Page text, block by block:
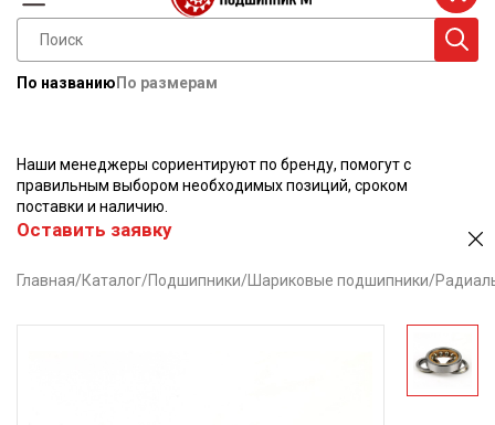
По названию По размерам
Наши менеджеры сориентируют по бренду, помогут с
правильным выбором необходимых позиций, сроком
поставки и наличию.
Оставить заявку
Главная/Каталог/Подшипники/ Шариковые подшипники/